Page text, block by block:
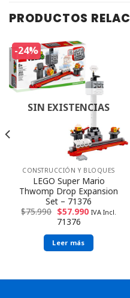
PRODUCTOS
-24%
SIN EXISTENCIAS
CONSTRUCCIÓN Y BLOQUES
LEGO Super Mario
Thwomp Drop Expansion
Set – 71376
$75.990 $57.990 IVA Incl.
71376
Leer más